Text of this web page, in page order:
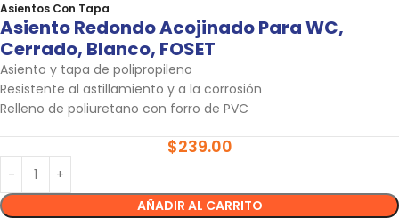
Asientos Con Tapa
Asiento Redondo Acojinado Para WC,
Cerrado, Blanco, FOSET
Asiento y tapa de polipropileno
Resistente al astillamiento y a la corrosión
Relleno de poliuretano con forro de PVC
$239.00
AÑADIR AL CARRITO